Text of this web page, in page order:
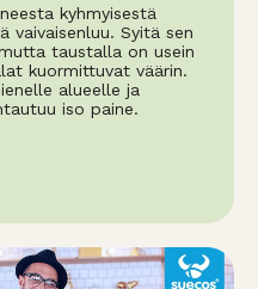
kyhmyisestä
vaivaisenluu. Syitä sen
taustalla on usein
kuormittuvat väärin.
alueelle ja
iso paine.